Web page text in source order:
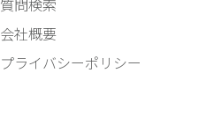
質問検索
会社概要
プライバシーポリシー